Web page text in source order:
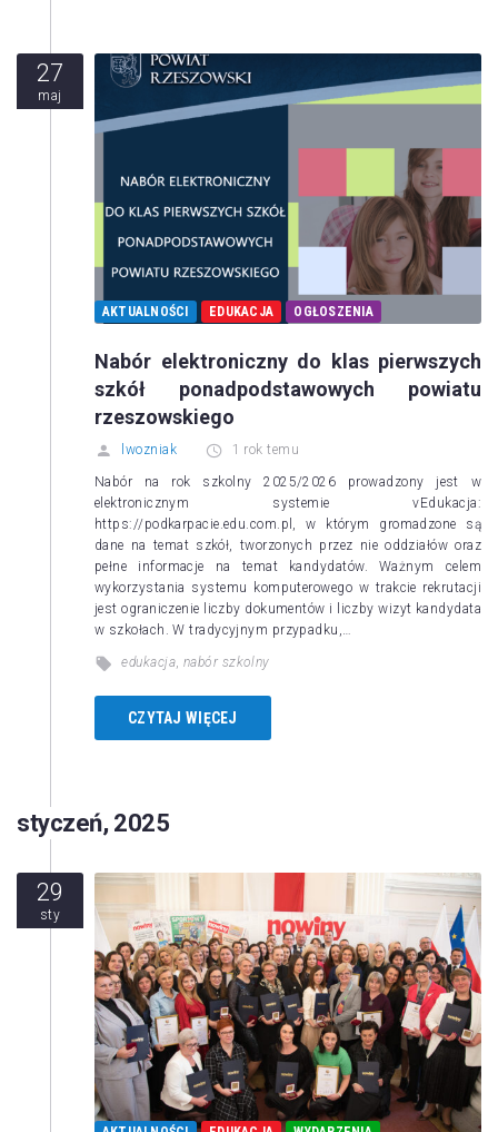
27
maj
AKTUALNOŚCI EDUKACJA OGŁOSZENIA
Nabór elektroniczny do klas pierwszych
szkół ponadpodstawowych powiatu
rzeszowskiego
lwozniak 1 rok temu
Nabór na rok szkolny 2025/2026 prowadzony jest w
elektronicznym systemie vEdukacja:
https://podkarpacie.edu.com.pl, w którym gromadzone są
dane na temat szkół, tworzonych przez nie oddziałów oraz
pełne informacje na temat kandydatów. Ważnym celem
wykorzystania systemu komputerowego w trakcie rekrutacji
jest ograniczenie liczby dokumentów i liczby wizyt kandydata
w szkołach. W tradycyjnym przypadku,…
edukacja, nabór szkolny
CZYTAJ WIĘCEJ
styczeń, 2025
29
sty